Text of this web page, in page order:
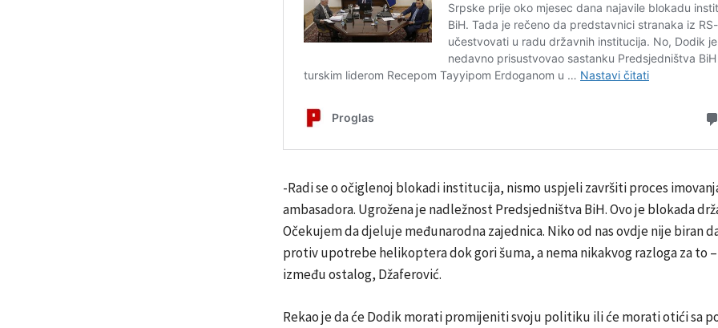
-Radi se o očiglenoj blokadi institucija, nismo uspjeli završiti proces
ambasadora. Ugrožena je nadležnost Predsjedništva BiH. Ovo je blokada
Očekujem da djeluje međunarodna zajednica. Niko od nas ovdje nije biran
protiv upotrebe helikoptera dok gori šuma, a nema nikakvog razloga za to
između ostalog, Džaferović.
Rekao je da će Dodik morati promijeniti svoju politiku ili će morati otići sa